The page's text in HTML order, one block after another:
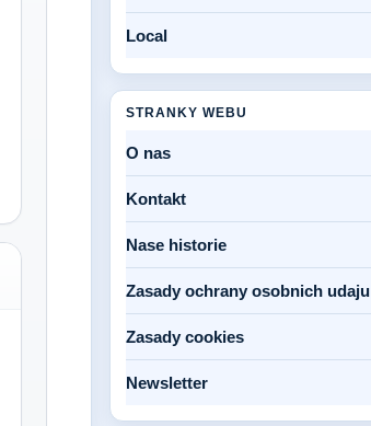
Local
STRANKY WEBU
O nas
Kontakt
Nase historie
Zasady ochrany osobnich udaju
Zasady cookies
Newsletter